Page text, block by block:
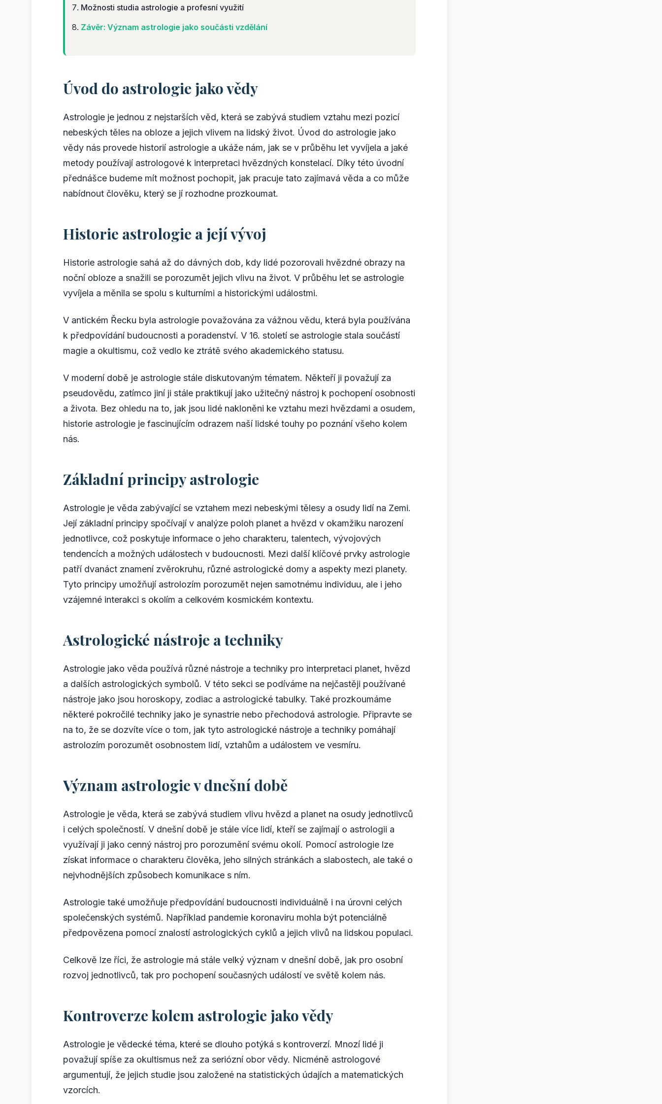
Možnosti studia astrologie a profesní využití
Závěr: Význam astrologie jako součásti vzdělání
Úvod do astrologie jako vědy
Astrologie je jednou z nejstarších věd, která se zabývá studiem vztahu mezi pozicí
nebeských těles na obloze a jejich vlivem na lidský život. Úvod do astrologie jako
vědy nás provede historií astrologie a ukáže nám, jak se v průběhu let vyvíjela a jaké
metody používají astrologové k interpretaci hvězdných konstelací. Díky této úvodní
přednášce budeme mít možnost pochopit, jak pracuje tato zajímavá věda a co může
nabídnout člověku, který se jí rozhodne prozkoumat.
Historie astrologie a její vývoj
Historie astrologie sahá až do dávných dob, kdy lidé pozorovali hvězdné obrazy na
noční obloze a snažili se porozumět jejich vlivu na život. V průběhu let se astrologie
vyvíjela a měnila se spolu s kulturními a historickými událostmi.
V antickém Řecku byla astrologie považována za vážnou vědu, která byla používána
k předpovídání budoucnosti a poradenství. V 16. století se astrologie stala součástí
magie a okultismu, což vedlo ke ztrátě svého akademického statusu.
V moderní době je astrologie stále diskutovaným tématem. Někteří ji považují za
pseudovědu, zatímco jiní ji stále praktikují jako užitečný nástroj k pochopení osobnosti
a života. Bez ohledu na to, jak jsou lidé nakloněni ke vztahu mezi hvězdami a osudem,
historie astrologie je fascinujícím odrazem naší lidské touhy po poznání všeho kolem
nás.
Základní principy astrologie
Astrologie je věda zabývající se vztahem mezi nebeskými tělesy a osudy lidí na Zemi.
Její základní principy spočívají v analýze poloh planet a hvězd v okamžiku narození
jednotlivce, což poskytuje informace o jeho charakteru, talentech, vývojových
tendencích a možných událostech v budoucnosti. Mezi další klíčové prvky astrologie
patří dvanáct znamení zvěrokruhu, různé astrologické domy a aspekty mezi planety.
Tyto principy umožňují astrolozím porozumět nejen samotnému individuu, ale i jeho
vzájemné interakci s okolím a celkovém kosmickém kontextu.
Astrologické nástroje a techniky
Astrologie jako věda používá různé nástroje a techniky pro interpretaci planet, hvězd
a dalších astrologických symbolů. V této sekci se podíváme na nejčastěji používané
nástroje jako jsou horoskopy, zodiac a astrologické tabulky. Také prozkoumáme
některé pokročilé techniky jako je synastrie nebo přechodová astrologie. Připravte se
na to, že se dozvíte více o tom, jak tyto astrologické nástroje a techniky pomáhají
astrolozím porozumět osobnostem lidí, vztahům a událostem ve vesmíru.
Význam astrologie v dnešní době
Astrologie je věda, která se zabývá studiem vlivu hvězd a planet na osudy jednotlivců
i celých společností. V dnešní době je stále více lidí, kteří se zajímají o astrologii a
využívají ji jako cenný nástroj pro porozumění svému okolí. Pomocí astrologie lze
získat informace o charakteru člověka, jeho silných stránkách a slabostech, ale také o
nejvhodnějších způsobech komunikace s ním.
Astrologie také umožňuje předpovídání budoucnosti individuálně i na úrovni celých
společenských systémů. Například pandemie koronaviru mohla být potenciálně
předpovězena pomocí znalostí astrologických cyklů a jejich vlivů na lidskou populaci.
Celkově lze říci, že astrologie má stále velký význam v dnešní době, jak pro osobní
rozvoj jednotlivců, tak pro pochopení současných událostí ve světě kolem nás.
Kontroverze kolem astrologie jako vědy
Astrologie je vědecké téma, které se dlouho potýká s kontroverzí. Mnozí lidé ji
považují spíše za okultismus než za seriózní obor vědy. Nicméně astrologové
argumentují, že jejich studie jsou založené na statistických údajích a matematických
vzorcích.